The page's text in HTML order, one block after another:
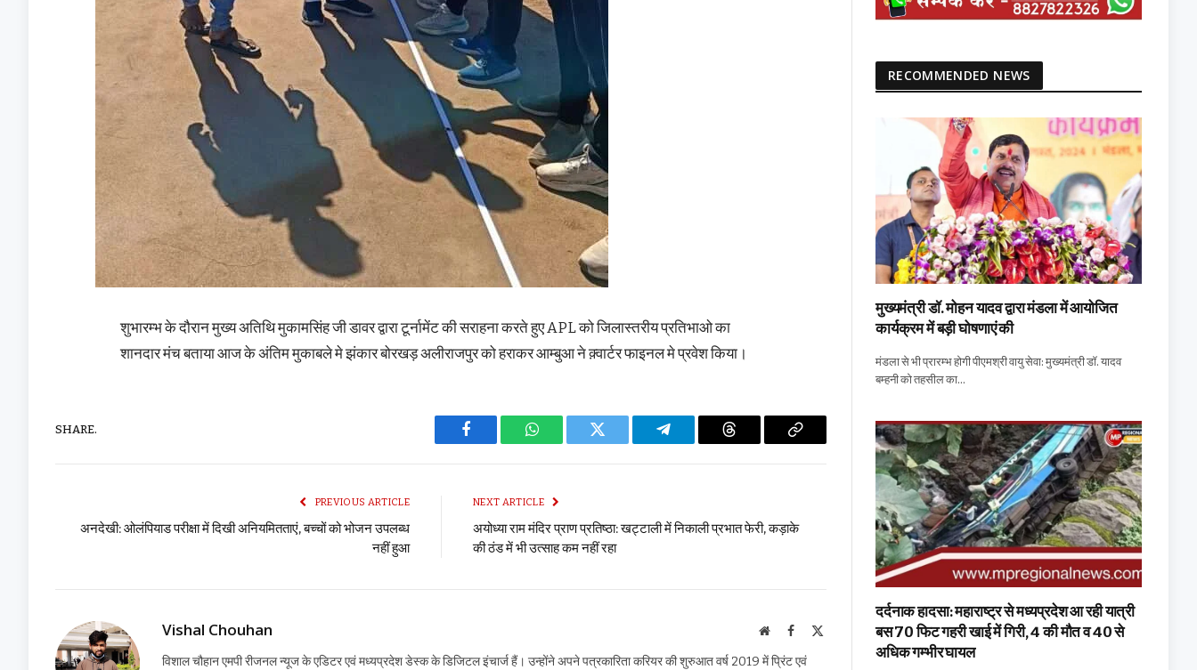
शुभारम्भ के दौरान मुख्य अतिथि मुकामसिंह जी डावर द्वारा टूर्नामेंट की सराहना करते हुए APL को जिलास्तरीय प्रतिभाओ का
शानदार मंच बताया आज के अंतिम मुकाबले मे झंकार बोरखड़ अलीराजपुर को हराकर आम्बुआ ने क़्वार्टर फाइनल मे प्रवेश किया।
SHARE.
Facebook WhatsAppTwitter Telegram Threads
Copy
PREVIOUS ARTICLE
अनदेखी: ओलंपियाड परीक्षा में दिखी अनियमितताएं, बच्चों को भोजन उपलब्ध
नहीं हुआ
NEXT ARTICLE
अयोध्या राम मंदिर प्राण प्रतिष्ठा: खट्टाली में निकाली प्रभात फेरी, कड़ाके
की ठंड में भी उत्साह कम नहीं रहा
Vishal Chouhan WebsiteFacebook
विशाल चौहान एमपी रीजनल न्यूज के एडिटर एवं मध्यप्रदेश डेस्क के डिजिटल इंचार्ज हैं। उन्होंने अपने पत्रकारिता करियर की शुरुआत वर्ष 2019 में प्रिंट एवं
RECOMMENDED NEWS
मुख्यमंत्री डॉ. मोहन यादव द्वारा मंडला में आयोजित
कार्यक्रम में बड़ी घोषणाएं की
मंडला से भी प्रारम्भ होगी पीएमश्री वायु सेवा: मुख्यमंत्री डॉ. यादव
बम्हनी को तहसील का…
दर्दनाक हादसा: महाराष्ट्र से मध्यप्रदेश आ रही यात्री
बस 70 फिट गहरी खाई में गिरी, 4 की मौत व 40 से
अधिक गम्भीर घायल